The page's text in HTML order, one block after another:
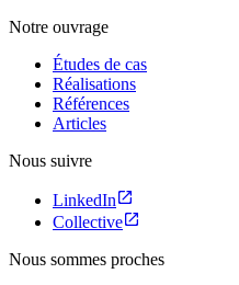
Notre ouvrage
Études de cas
Réalisations
Références
Articles
Nous suivre
LinkedIn
Collective
Nous sommes proches